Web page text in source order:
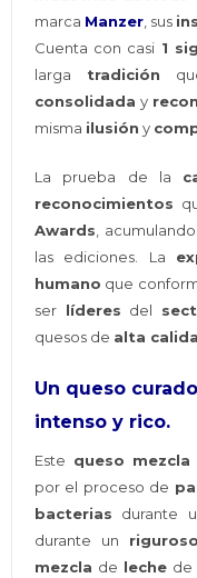
marca Manzer, sus
Cuenta con casi 1
larga tradición
consolidada y
misma ilusión y
La prueba de la
reconocimientos
Awards, acumulando
las ediciones. La
humano que
ser líderes del
quesos de alta
Un queso
intenso y rico.
Este queso
por el proceso de
bacterias durante
durante un riguroso
mezcla de lechede